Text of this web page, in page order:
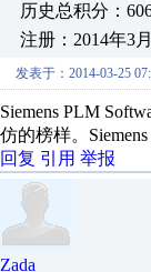
历史总积分：
注册：2014年3
发表于：2014-03-25
Siemens PLM
仿的榜样。
回复 引用 举报
Zada